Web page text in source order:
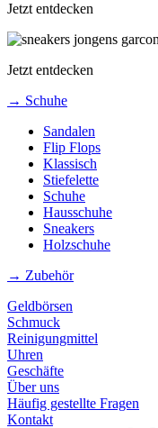
Jetzt entdecken
Jetzt entdecken
→ Schuhe
Sandalen
Flip Flops
Klassisch
Stiefelette
Schuhe
Hausschuhe
Sneakers
Holzschuhe
→ Zubehör
Geldbörsen
Schmuck
Reinigungmittel
Uhren
Geschäfte
Über uns
Häufig gestellte Fragen
Kontakt